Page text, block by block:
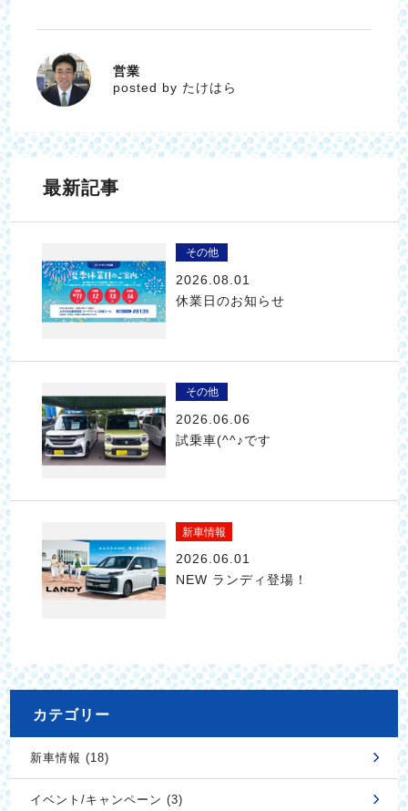
たけはら
営業
posted by たけはら
最新記事
その他
2026.08.01
休業日のお知らせ
その他
2026.06.06
試乗車(^^♪です
新車情報
2026.06.01
NEW ランディ登場！
カテゴリー
新車情報 (18)
イベント/キャンペーン (3)